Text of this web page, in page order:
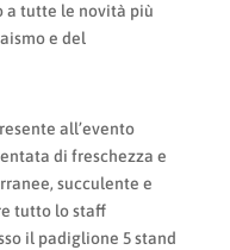
a tutte le novità più
e del
all’evento
di freschezza e
succulente e
tutto lo staff
il padiglione 5 stand